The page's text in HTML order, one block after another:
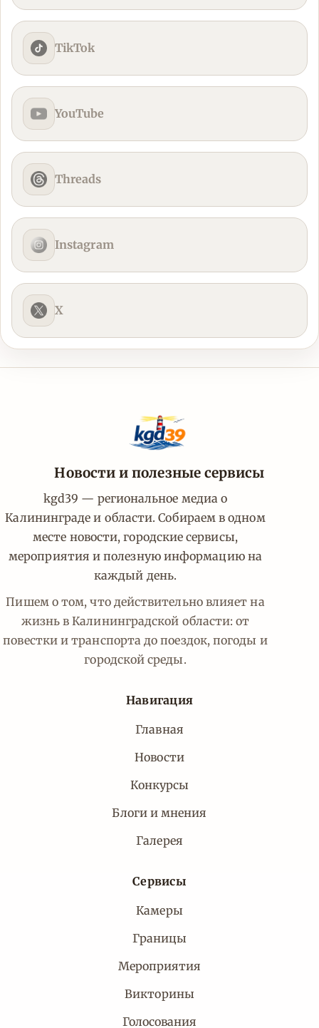
TikTok
YouTube
Threads
Instagram
X
Новости и полезные сервисы
kgd39 — региональное медиа о
Калининграде и области. Собираем в одном
месте новости, городские сервисы,
мероприятия и полезную информацию на
каждый день.
Пишем о том, что действительно влияет на
жизнь в Калининградской области: от
повестки и транспорта до поездок, погоды и
городской среды.
Навигация
Главная
Новости
Конкурсы
Блоги и мнения
Галерея
Сервисы
Камеры
Границы
Мероприятия
Викторины
Голосования